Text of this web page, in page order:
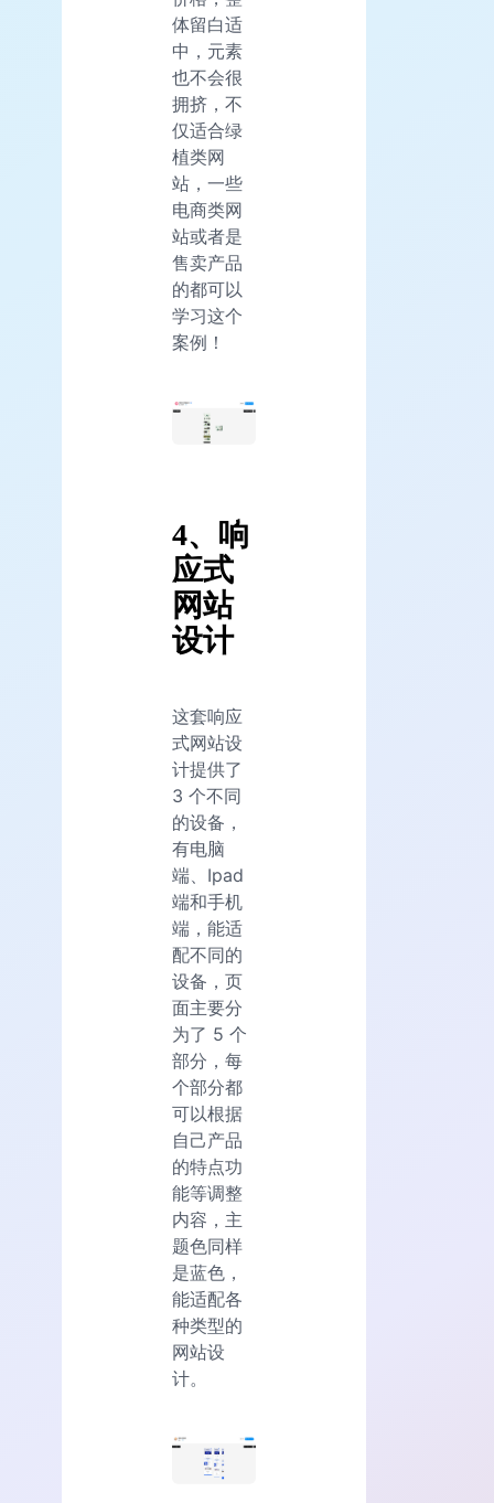
体留白适
中，元素
也不会很
拥挤，不
仅适合绿
植类网
站，一些
电商类网
站或者是
售卖产品
的都可以
学习这个
案例！
4、响
应式
网站
设计
这套响应
式网站设
计提供了
3 个不同
的设备，
有电脑
端、Ipad
端和手机
端，能适
配不同的
设备，页
面主要分
为了 5 个
部分，每
个部分都
可以根据
自己产品
的特点功
能等调整
内容，主
题色同样
是蓝色，
能适配各
种类型的
网站设
计。